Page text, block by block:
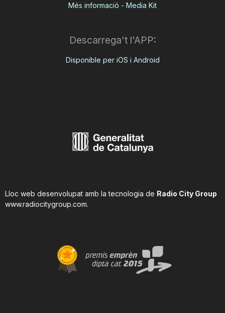
Més informació - Media Kit
Descarrega't l'APP:
Disponible per iOS i Android
Lloc web desenvolupat amb la tecnologia de Radio City Group
www.radiocitygroup.com.